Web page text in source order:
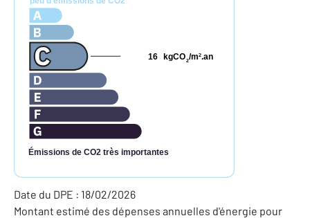
Émissions de CO2 très importantes
kgCO2/m2.an
16
Date du DPE : 18/02/2026
Montant estimé des dépenses annuelles d'énergie pour